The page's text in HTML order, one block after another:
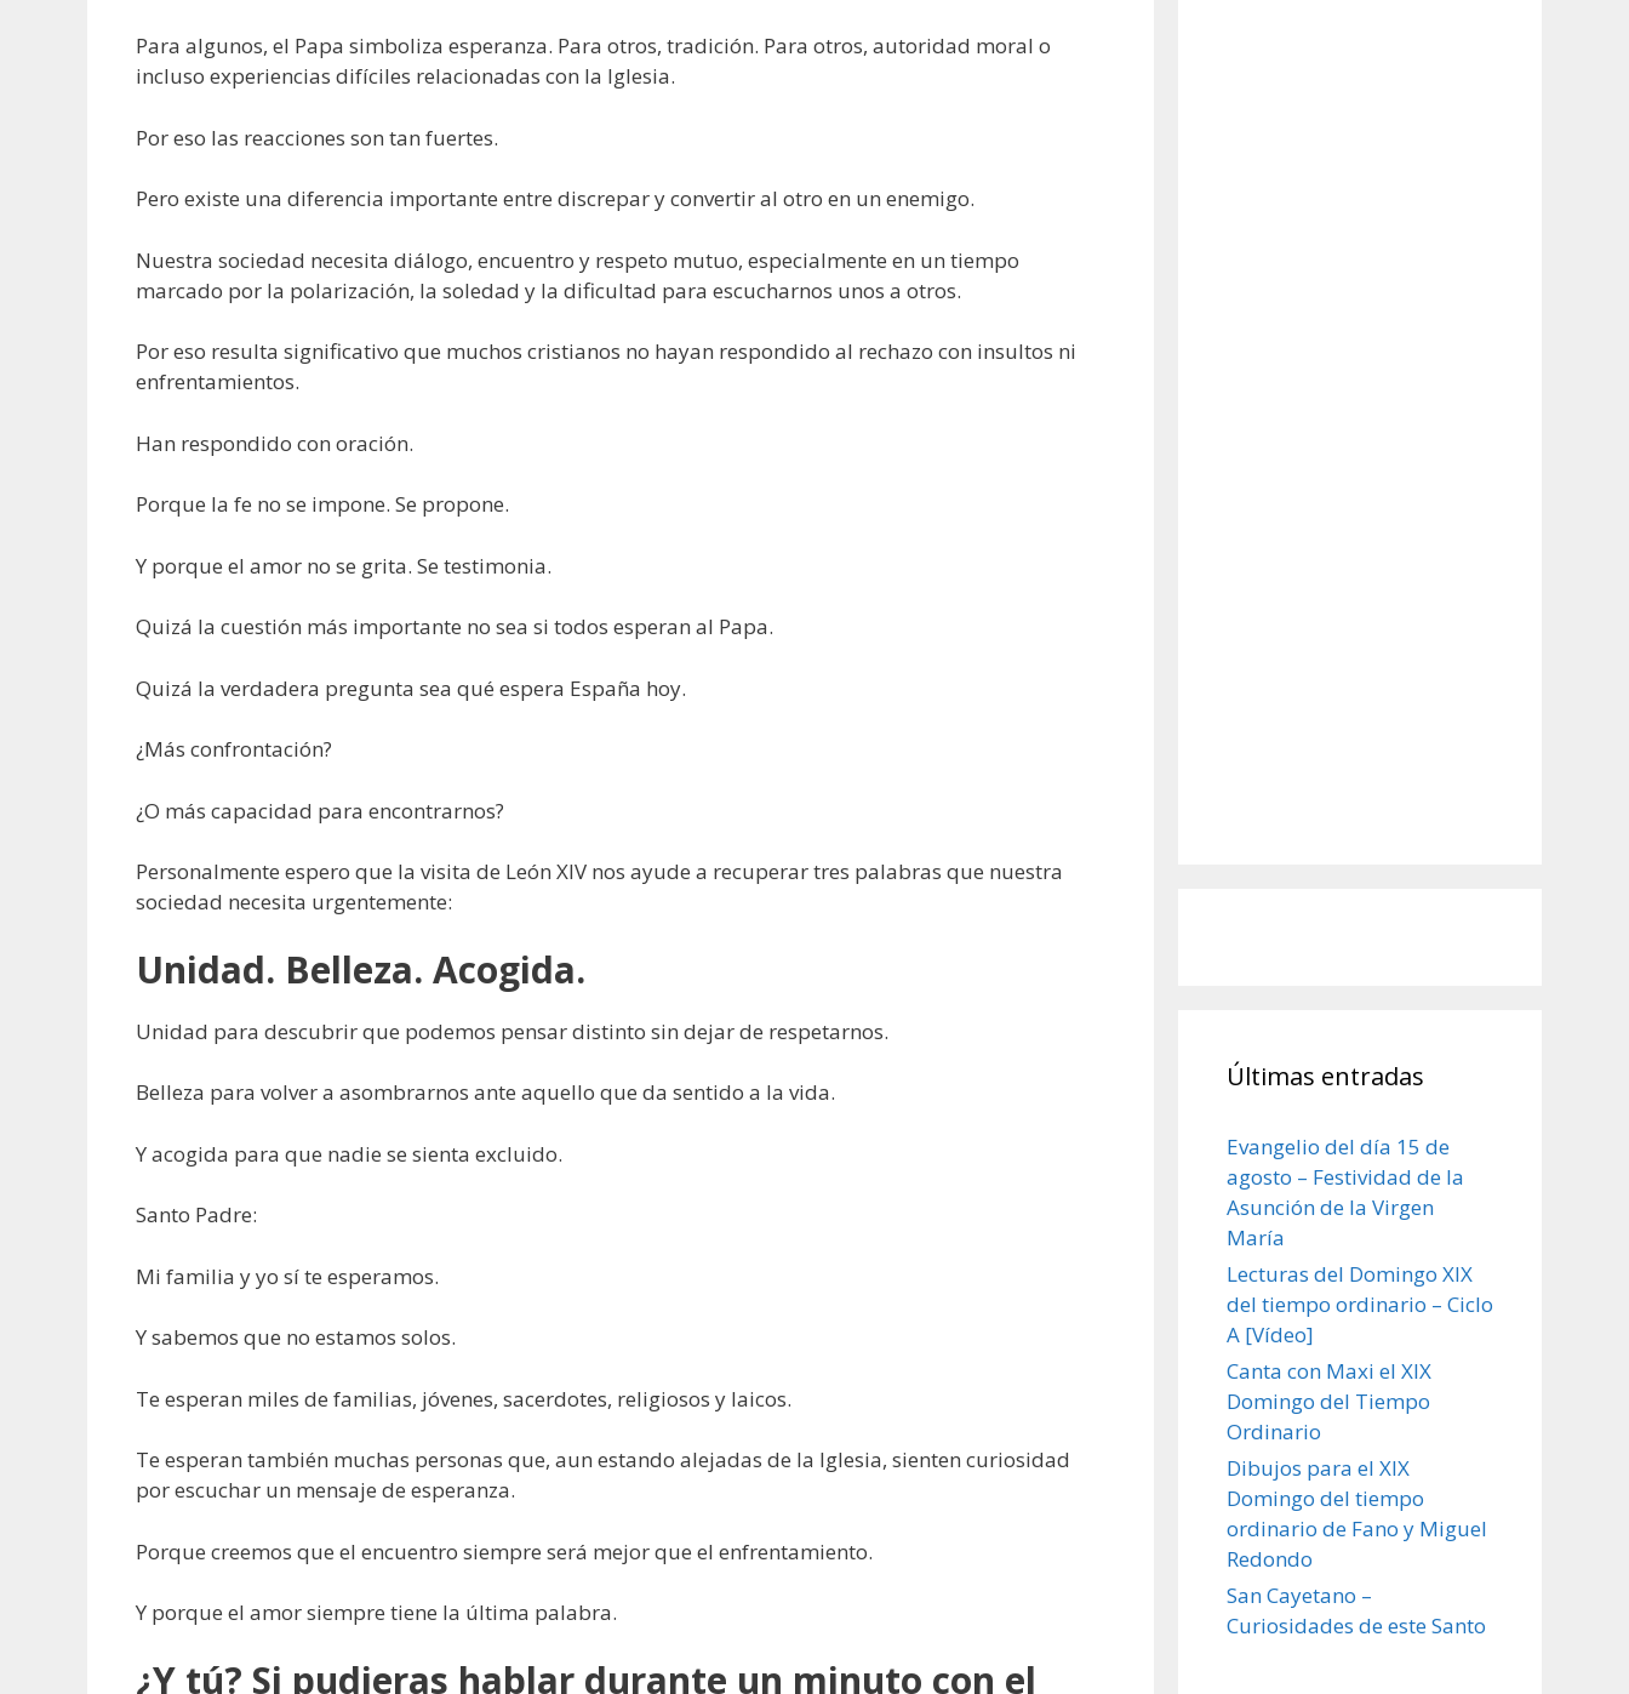
Para algunos, el Papa simboliza esperanza. Para otros, tradición. Para otros, autoridad moral o
incluso experiencias difíciles relacionadas con la Iglesia.
Por eso las reacciones son tan fuertes.
Pero existe una diferencia importante entre discrepar y convertir al otro en un enemigo.
Nuestra sociedad necesita diálogo, encuentro y respeto mutuo, especialmente en un tiempo
marcado por la polarización, la soledad y la dificultad para escucharnos unos a otros.
Por eso resulta significativo que muchos cristianos no hayan respondido al rechazo con insultos ni
enfrentamientos.
Han respondido con oración.
Porque la fe no se impone. Se propone.
Y porque el amor no se grita. Se testimonia.
Quizá la cuestión más importante no sea si todos esperan al Papa.
Quizá la verdadera pregunta sea qué espera España hoy.
¿Más confrontación?
¿O más capacidad para encontrarnos?
Personalmente espero que la visita de León XIV nos ayude a recuperar tres palabras que nuestra
sociedad necesita urgentemente:
Unidad. Belleza. Acogida.
Unidad para descubrir que podemos pensar distinto sin dejar de respetarnos.
Belleza para volver a asombrarnos ante aquello que da sentido a la vida.
Y acogida para que nadie se sienta excluido.
Santo Padre:
Mi familia y yo sí te esperamos.
Y sabemos que no estamos solos.
Te esperan miles de familias, jóvenes, sacerdotes, religiosos y laicos.
Te esperan también muchas personas que, aun estando alejadas de la Iglesia, sienten curiosidad
por escuchar un mensaje de esperanza.
Porque creemos que el encuentro siempre será mejor que el enfrentamiento.
Y porque el amor siempre tiene la última palabra.
¿Y tú? Si pudieras hablar durante un minuto con el
Últimas entradas
Evangelio del día 15 de
agosto – Festividad de la
Asunción de la Virgen
María
Lecturas del Domingo XIX
del tiempo ordinario – Ciclo
A [Vídeo]
Canta con Maxi el XIX
Domingo del Tiempo
Ordinario
Dibujos para el XIX
Domingo del tiempo
ordinario de Fano y Miguel
Redondo
San Cayetano –
Curiosidades de este Santo